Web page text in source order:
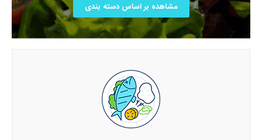
مشاهده بر اساس دسته بندی